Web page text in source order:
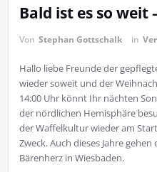
Bald ist es so weit
Von Stephan Gottschalk in
Hallo liebe Freunde der
wieder soweit und der
14:00 Uhr könnt Ihr nächten
der nördlichen Hemisphäre
der Waffelkultur wieder am
Zweck. Auch dieses Jahre
Bärenherz in Wiesbaden.